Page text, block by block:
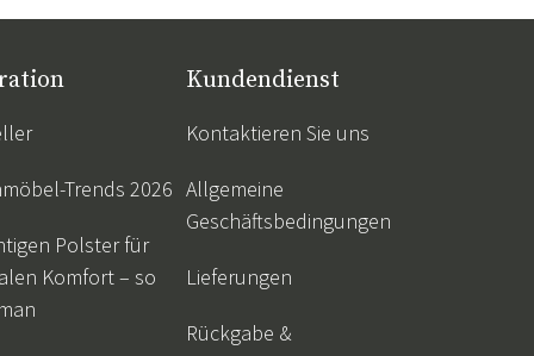
Trends 2026
Polster für
Komfort – so
Kundendienst
Kontaktieren Sie uns
Allgemeine
Geschäftsbedingungen
Lieferungen
Rückgabe &